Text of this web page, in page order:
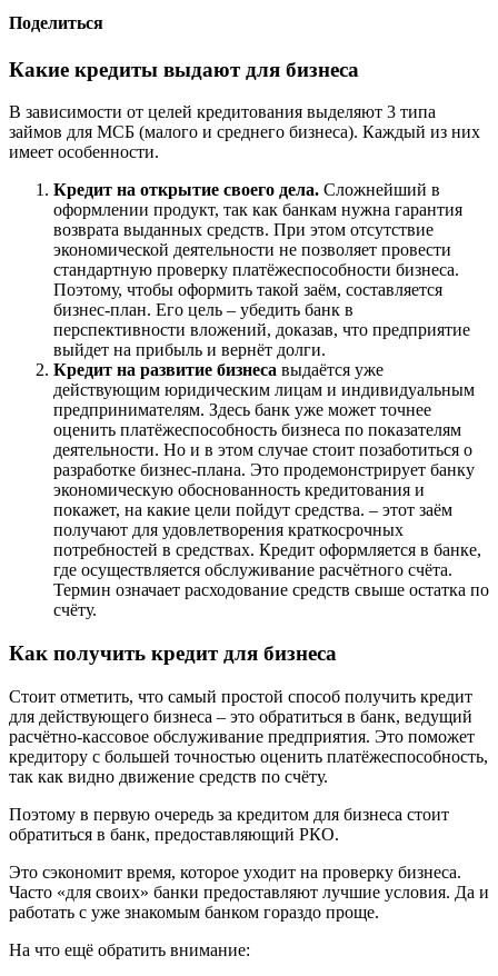
Поделиться
Какие кредиты выдают для бизнеса
В зависимости от целей кредитования выделяют 3 типа
займов для МСБ (малого и среднего бизнеса). Каждый из них
имеет особенности.
Кредит на открытие своего дела. Сложнейший в
оформлении продукт, так как банкам нужна гарантия
возврата выданных средств. При этом отсутствие
экономической деятельности не позволяет провести
стандартную проверку платёжеспособности бизнеса.
Поэтому, чтобы оформить такой заём, составляется
бизнес-план. Его цель – убедить банк в
перспективности вложений, доказав, что предприятие
выйдет на прибыль и вернёт долги.
Кредит на развитие бизнеса выдаётся уже
действующим юридическим лицам и индивидуальным
предпринимателям. Здесь банк уже может точнее
оценить платёжеспособность бизнеса по показателям
деятельности. Но и в этом случае стоит позаботиться о
разработке бизнес-плана. Это продемонстрирует банку
экономическую обоснованность кредитования и
покажет, на какие цели пойдут средства. – этот заём
получают для удовлетворения краткосрочных
потребностей в средствах. Кредит оформляется в банке,
где осуществляется обслуживание расчётного счёта.
Термин означает расходование средств свыше остатка по
счёту.
Как получить кредит для бизнеса
Стоит отметить, что самый простой способ получить кредит
для действующего бизнеса – это обратиться в банк, ведущий
расчётно-кассовое обслуживание предприятия. Это поможет
кредитору с большей точностью оценить платёжеспособность,
так как видно движение средств по счёту.
Поэтому в первую очередь за кредитом для бизнеса стоит
обратиться в банк, предоставляющий РКО.
Это сэкономит время, которое уходит на проверку бизнеса.
Часто «для своих» банки предоставляют лучшие условия. Да и
работать с уже знакомым банком гораздо проще.
На что ещё обратить внимание: